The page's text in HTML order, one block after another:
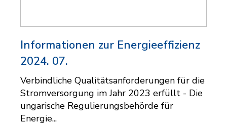
Informationen zur Energieeffizienz
2024. 07.
Verbindliche Qualitätsanforderungen für die
Stromversorgung im Jahr 2023 erfüllt - Die
ungarische Regulierungsbehörde für
Energie...